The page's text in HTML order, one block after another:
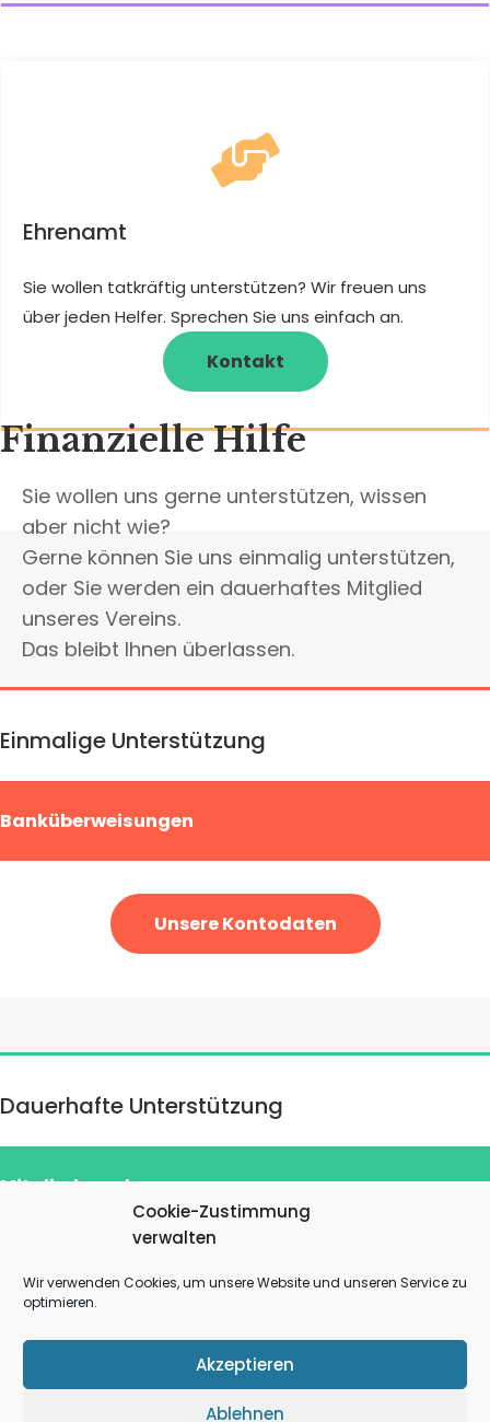
Cookie-Zustimmung
verwalten
Wir verwenden Cookies, um unsere Website und unseren Service zu
optimieren.
Akzeptieren
Ablehnen
Ehrenamt
Sie wollen tatkräftig unterstützen? Wir freuen uns
über jeden Helfer. Sprechen Sie uns einfach an.
Kontakt
Finanzielle Hilfe
Sie wollen uns gerne unterstützen, wissen
aber nicht wie?
Gerne können Sie uns einmalig unterstützen,
oder Sie werden ein dauerhaftes Mitglied
unseres Vereins.
Das bleibt Ihnen überlassen.
Einmalige Unterstützung
Banküberweisungen
Unsere Kontodaten
Dauerhafte Unterstützung
Mitglied werden
Zum Antrag (PDF)